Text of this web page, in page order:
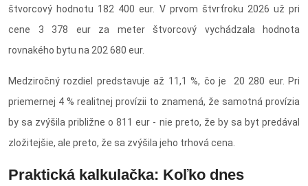
štvorcový hodnotu 182 400 eur. V prvom štvrťroku 2026 už pri
cene 3 378 eur za meter štvorcový vychádzala hodnota
rovnakého bytu na 202 680 eur.
Medziročný rozdiel predstavuje až 11,1 %, čo je 20 280 eur. Pri
priemernej 4 % realitnej provízii to znamená, že samotná provízia
by sa zvýšila približne o 811 eur - nie preto, že by sa byt predával
zložitejšie, ale preto, že sa zvýšila jeho trhová cena.
Praktická kalkulačka: Koľko dnes